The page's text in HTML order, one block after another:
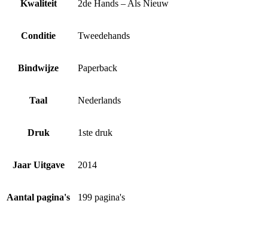
Kwaliteit 2de Hands – Als Nieuw
Conditie Tweedehands
Bindwijze Paperback
Taal Nederlands
Druk 1ste druk
Jaar Uitgave 2014
Aantal pagina's 199 pagina's